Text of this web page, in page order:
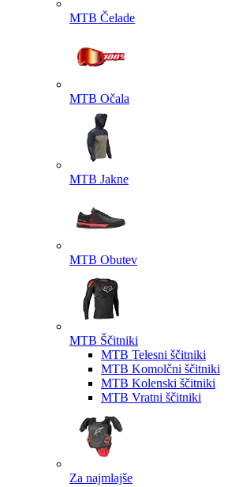
MTB Čelade
MTB Očala
MTB Jakne
MTB Obutev
MTB Ščitniki
MTB Telesni ščitniki
MTB Komolčni ščitniki
MTB Kolenski ščitniki
MTB Vratni ščitniki
Za najmlajše